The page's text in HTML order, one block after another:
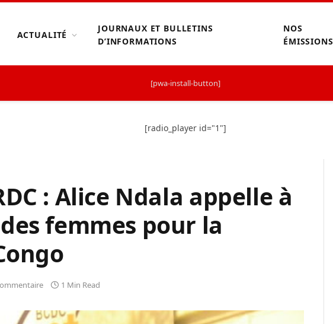
ACTUALITÉ
JOURNAUX ET BULLETINS
D’INFORMATIONS
NOS
ÉMISSIONS
[pwa-install-button]
[radio_player id="1"]
: Alice Ndala appelle à
femmes pour la
1 Min Read